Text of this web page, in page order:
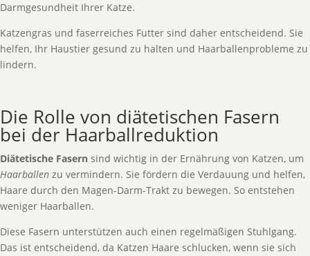
Darmgesundheit Ihrer Katze.
Katzengras und faserreiches Futter sind daher entscheidend. Sie
helfen, Ihr Haustier gesund zu halten und Haarballenprobleme zu
lindern.
Die Rolle von diätetischen Fasern
bei der Haarballreduktion
Diätetische Fasern sind wichtig in der Ernährung von Katzen, um
Haarballen zu vermindern. Sie fördern die Verdauung und helfen,
Haare durch den Magen-Darm-Trakt zu bewegen. So entstehen
weniger Haarballen.
Diese Fasern unterstützen auch einen regelmäßigen Stuhlgang.
Das ist entscheidend, da Katzen Haare schlucken, wenn sie sich